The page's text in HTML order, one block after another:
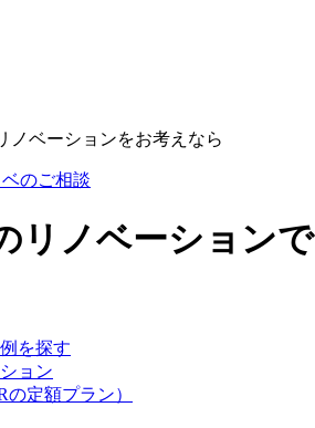
ノベーションをお考えなら
ベのご相談
リノベーション
を探す
ョン
の定額プラン）